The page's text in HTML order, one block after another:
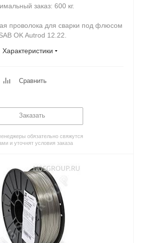
заказ: 600 кг.
проволока для сварки под флюсом
OK Autrod 12.22.
Характеристики
Сравнить
Заказать
обязательно свяжутся
и уточнят условия заказа